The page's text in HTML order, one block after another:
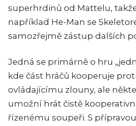
superhrdinů od Mattelu,
například He-Man se
samozřejmě zástup dalších
Jedná se primárně o hru
kde část hráčů kooperuje
ovládajícímu zlouny, ale
umožní hrát čistě
řízenému soupeři. S